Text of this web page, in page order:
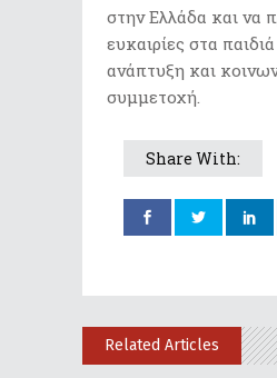
στην Ελλάδα και να
ευκαιρίες στα
ανάπτυξη και
συμμετοχή.
Share With:
Related Articles